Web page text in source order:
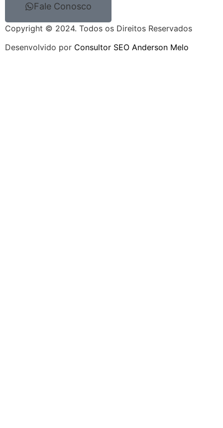
Fale Conosco
Desenvolvido por Consultor SEO Anderson Melo
Copyright © 2024. Todos os Direitos Reservados